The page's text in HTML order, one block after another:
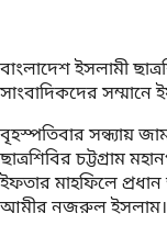
বাংলাদেশ ইসলামী
সাংবাদিকদের সম্মানে
বৃহস্পতিবার সন্ধ্যায়
ছাত্রশিবির চট্টগ্রাম
ইফতার মাহফিলে
আমীর নজরুল ইসলাম।